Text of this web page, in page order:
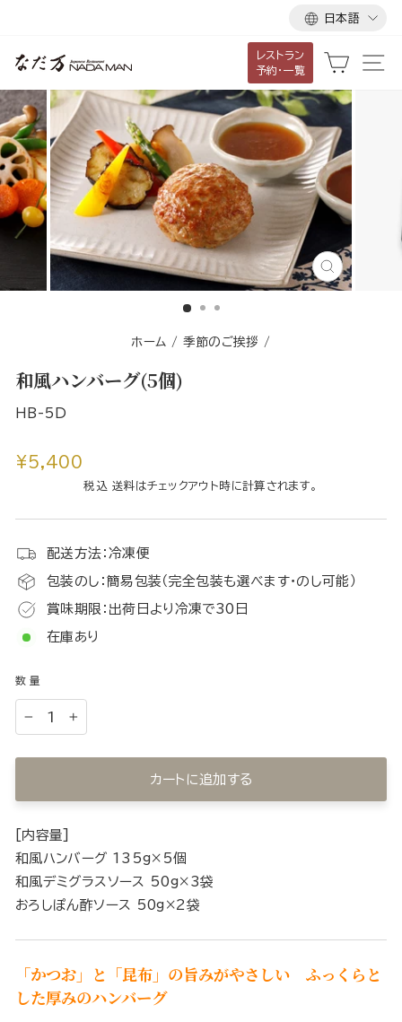
し
て
コ
ン
テ
ン
移
言
語
日本語
レストラン
予約・一覧
カート
閉
ホーム / 季節のご挨拶 /
和風ハンバーグ(5個)
HB-5D
通
¥5,400
税込 送料はチェックアウト時に計算されます。
配送方法：冷凍便
包装のし：簡易包装（完全包装も選べます・のし可能）
賞味期限：出荷日より冷凍で30日
在庫あり
数量
カートに追加する
[内容量]
和風ハンバーグ 135g×5個
和風デミグラスソース 50g×3袋
おろしぽん酢ソース 50g×2袋
「かつお」と「昆布」の旨みがやさしい ふっくらと
した厚みのハンバーグ